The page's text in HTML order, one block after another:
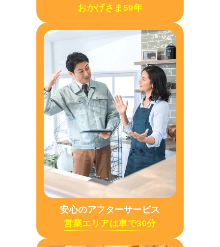
おかげさま59年
安心のアフターサービス
営業エリアは車で30分